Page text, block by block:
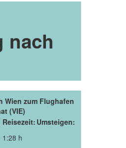
nach
Wien zum Flughafen
(VIE)
Reisezeit: Umsteigen:
1:28 h